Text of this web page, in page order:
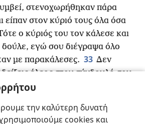
την καλύτερη δυνατή
cookies και
στενοχωρήθηκαν πάρα
είπαν στον κύριό τους όλα όσα
ο κύριός του τον κάλεσε και
δούλε, εγώ σου διέγραψα όλο
με παρακάλεσες. 33 Δεν
έλεος στον σύνδουλό σου
+ 34
35 Με τον ίδιο τρόπο θα σας